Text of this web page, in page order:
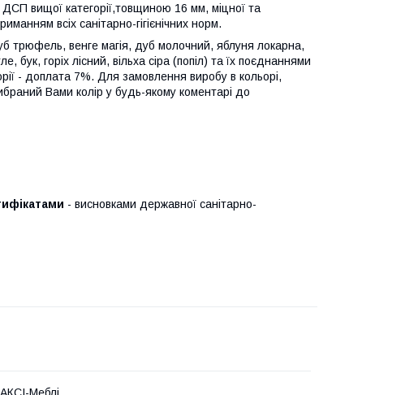
вищої категорії,товщиною 16 мм, міцної та
всіх санітарно-гігієнічних норм.
трюфель, венге магія, дуб молочний, яблуня локарна,
бук, горіх лісний, вільха сіра (попіл) та їх поєднаннями
- доплата 7%. Для замовлення виробу в кольорі,
Вами колір у будь-якому коментарі до
- висновками державної санітарно-
Меблі